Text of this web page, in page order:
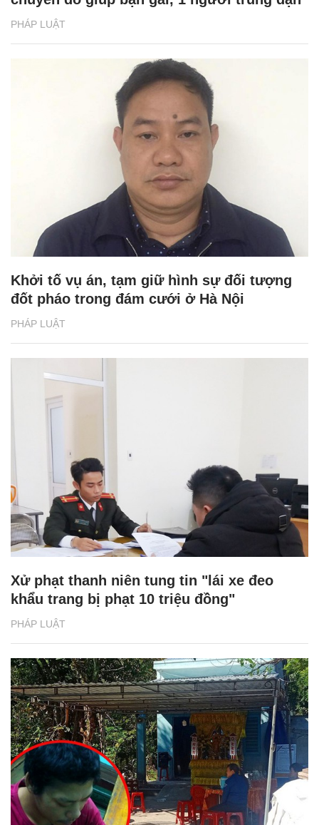
PHÁP LUẬT
PHÁP LUẬT
Khởi tố vụ án, tạm giữ hình sự đối tượng
đốt pháo trong đám cưới ở Hà Nội
PHÁP LUẬT
Xử phạt thanh niên tung tin "lái xe đeo
khẩu trang bị phạt 10 triệu đồng"